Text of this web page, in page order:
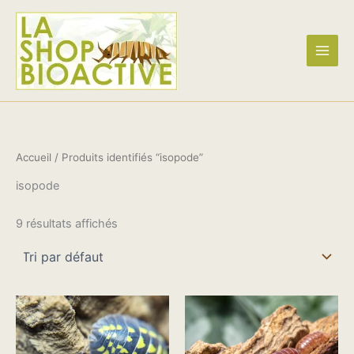
Nous ne chargeons aucunes taxes !
Aller
contenu
Accueil / Produits identifiés “isopode”
isopode
9 résultats affichés